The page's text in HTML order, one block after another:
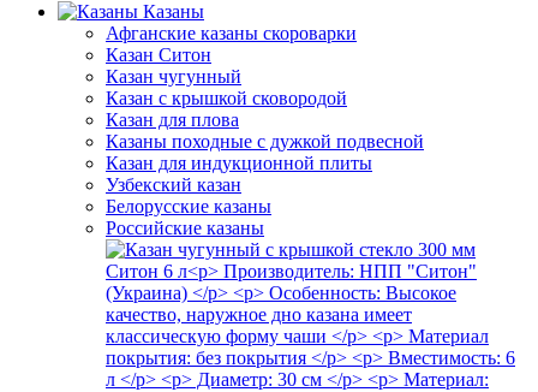
Казаны
Афганские казаны скороварки
Казан Ситон
Казан чугунный
Казан с крышкой сковородой
Казан для плова
Казаны походные с дужкой подвесной
Казан для индукционной плиты
Узбекский казан
Белорусские казаны
Российские казаны